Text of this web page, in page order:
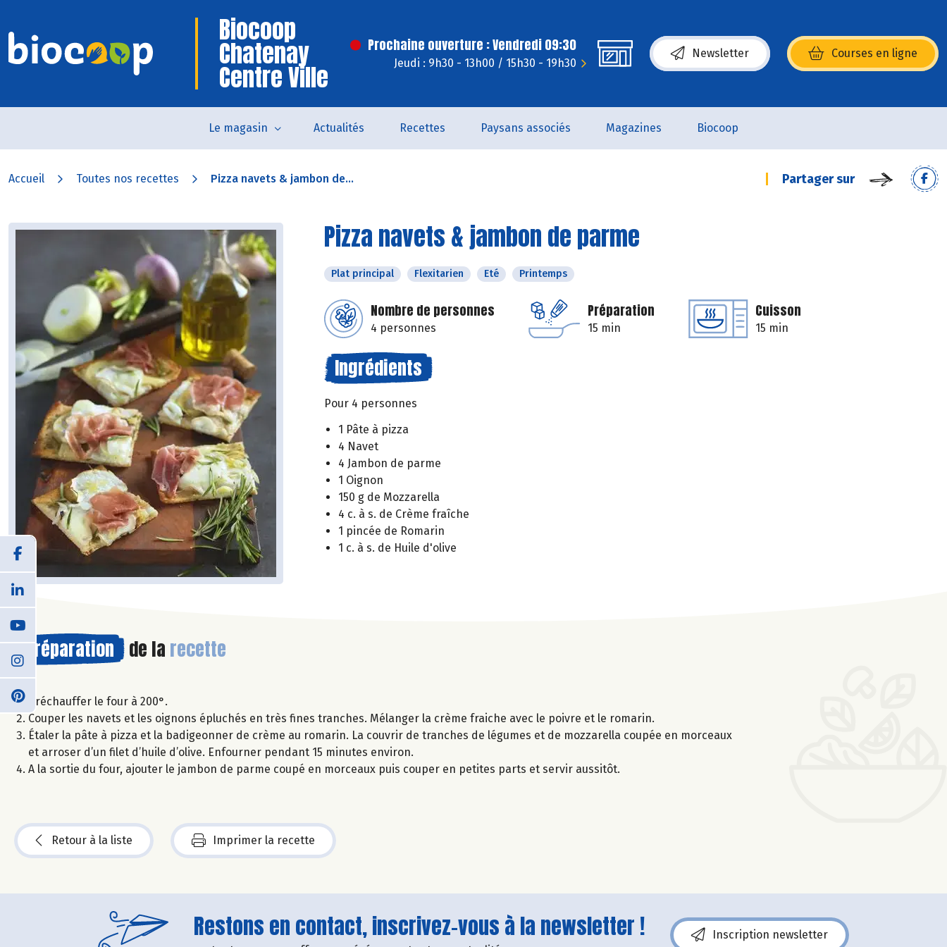
Biocoop
Chatenay
Centre Ville
Prochaine ouverture : Vendredi 09:30
Jeudi : 9h30 - 13h00 / 15h30 - 19h30
Newsletter Courses en ligne
(s’ouvre dans une nouvelle fenêtre)
Le magasin Actualités Recettes Paysans associés Magazines Biocoop
Accueil Toutes nos recettes Pizza navets & jambon de... Partager sur
Pizza navets & jambon de parme
Plat principal Flexitarien Eté Printemps
Nombre de personnes
4 personnes
Préparation
15 min
Cuisson
15 min
Ingrédients
Pour 4 personnes
1 Pâte à pizza
4 Navet
4 Jambon de parme
1 Oignon
150 g de Mozzarella
4 c. à s. de Crème fraîche
1 pincée de Romarin
1 c. à s. de Huile d'olive
Préparation de la recette
Préchauffer le four à 200°.
Couper les navets et les oignons épluchés en très fines tranches. Mélanger la crème fraiche avec le poivre et le romarin.
Étaler la pâte à pizza et la badigeonner de crème au romarin. La couvrir de tranches de légumes et de mozzarella coupée en morceaux
et arroser d’un filet d’huile d’olive. Enfourner pendant 15 minutes environ.
A la sortie du four, ajouter le jambon de parme coupé en morceaux puis couper en petites parts et servir aussitôt.
Retour à la liste Imprimer la recette
Restons en contact, inscrivez-vous à la newsletter ! Inscription newsletter